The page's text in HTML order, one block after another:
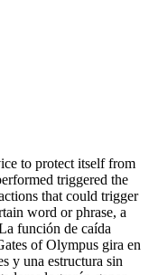
to protect itself from
triggered the
that could trigger
word or phrase, a
función de caída
of Olympus gira en
y una estructura sin